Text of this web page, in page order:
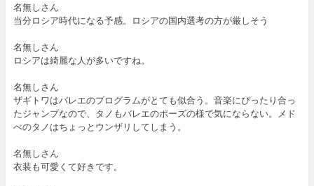
名無しさん
当分ロシア時代になる予感。ロシアの国内選考の方が厳しそう
名無しさん
ロシアは綺麗な人が多いですね。
名無しさん
ザギトワはバレエのプログラムがとても似合う。音楽にぴったり合っ
たジャンプなので、タノもバレエのポーズの様で気にならない。メド
べのタノはちょっとウンザリしてしまう。
名無しさん
衣装も可愛くて好きです。